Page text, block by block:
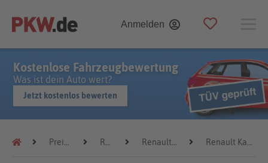
Anmelden
Kostenlose Fahrzeugbewertung
Was ist dein Auto wert?
Jetzt kostenlos bewerten
Preistrends Renault Renault Kangoo Renault Kangoo 2023